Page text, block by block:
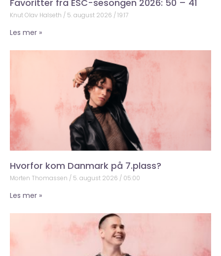
Favoritter fra ESC-sesongen 2026: 50 – 41
Knut Olav Halseth 5. august 2026 19:17
Les mer »
Hvorfor kom Danmark på 7.plass?
Morten Thomassen 5. august 2026 05:00
Les mer »